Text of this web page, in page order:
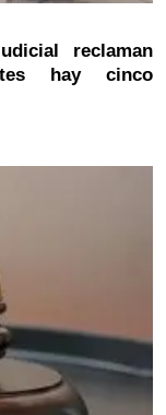
reclaman
hay cinco